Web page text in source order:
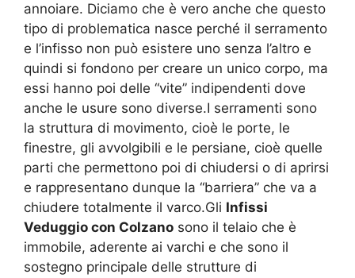
annoiare. Diciamo che è vero anche che questo
tipo di problematica nasce perché il serramento
e l’infisso non può esistere uno senza l’altro e
quindi si fondono per creare un unico corpo, ma
essi hanno poi delle “vite” indipendenti dove
anche le usure sono diverse.I serramenti sono
la struttura di movimento, cioè le porte, le
finestre, gli avvolgibili e le persiane, cioè quelle
parti che permettono poi di chiudersi o di aprirsi
e rappresentano dunque la “barriera” che va a
chiudere totalmente il varco.Gli Infissi
Veduggio con Colzano sono il telaio che è
immobile, aderente ai varchi e che sono il
sostegno principale delle strutture di